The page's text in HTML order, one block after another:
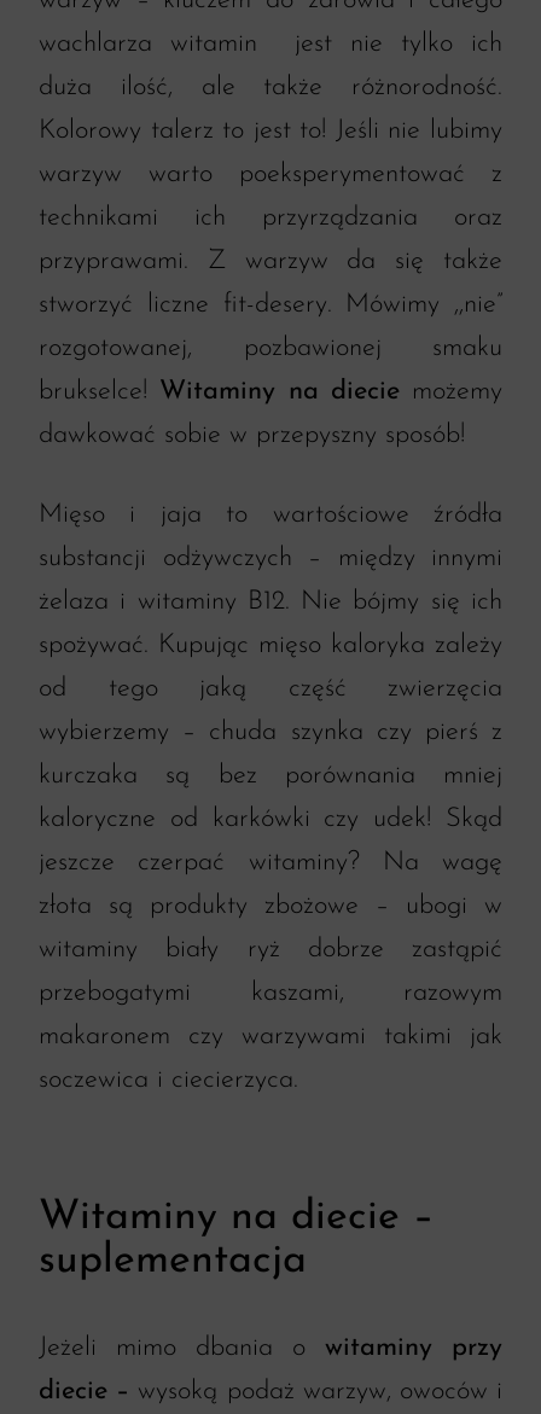
wachlarza witamin jest nie tylko ich
duża ilość, ale także różnorodność.
Kolorowy talerz to jest to! Jeśli nie lubimy
warzyw warto poeksperymentować z
technikami ich przyrządzania oraz
przyprawami. Z warzyw da się także
stworzyć liczne fit-desery. Mówimy ,,nie”
rozgotowanej, pozbawionej smaku
brukselce! Witaminy na diecie możemy
dawkować sobie w przepyszny sposób!
Mięso i jaja to wartościowe źródła
substancji odżywczych – między innymi
żelaza i witaminy B12. Nie bójmy się ich
spożywać. Kupując mięso kaloryka zależy
od tego jaką część zwierzęcia
wybierzemy – chuda szynka czy pierś z
kurczaka są bez porównania mniej
kaloryczne od karkówki czy udek! Skąd
jeszcze czerpać witaminy? Na wagę
złota są produkty zbożowe – ubogi w
witaminy biały ryż dobrze zastąpić
przebogatymi kaszami, razowym
makaronem czy warzywami takimi jak
soczewica i ciecierzyca.
Witaminy na diecie –
suplementacja
Jeżeli mimo dbania o witaminy przy
diecie – wysoką podaż warzyw, owoców i